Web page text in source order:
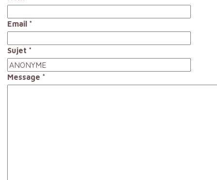
Email *
Sujet *
Message *